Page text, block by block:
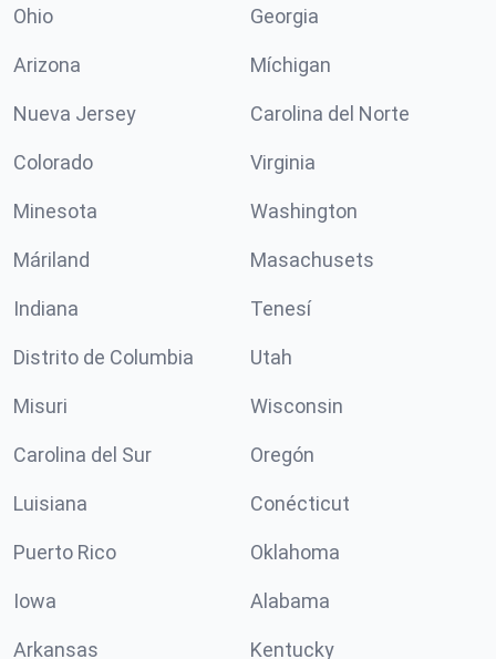
Ohio Georgia
Arizona Míchigan
Nueva Jersey Carolina del Norte
Colorado Virginia
Minesota Washington
Máriland Masachusets
Indiana Tenesí
Distrito de Columbia Utah
Misuri Wisconsin
Carolina del Sur Oregón
Luisiana Conécticut
Puerto Rico Oklahoma
Iowa Alabama
Arkansas Kentucky